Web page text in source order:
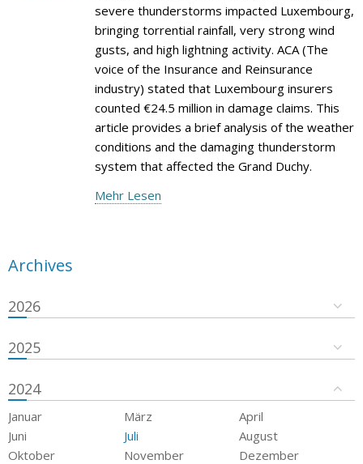
severe thunderstorms impacted Luxembourg,
bringing torrential rainfall, very strong wind
gusts, and high lightning activity. ACA (The
voice of the Insurance and Reinsurance
industry) stated that Luxembourg insurers
counted €24.5 million in damage claims. This
article provides a brief analysis of the weather
conditions and the damaging thunderstorm
system that affected the Grand Duchy.
Mehr Lesen
Archives
2026
2025
2024
Januar März
April
Juni
Juli
August
Oktober
November Dezember